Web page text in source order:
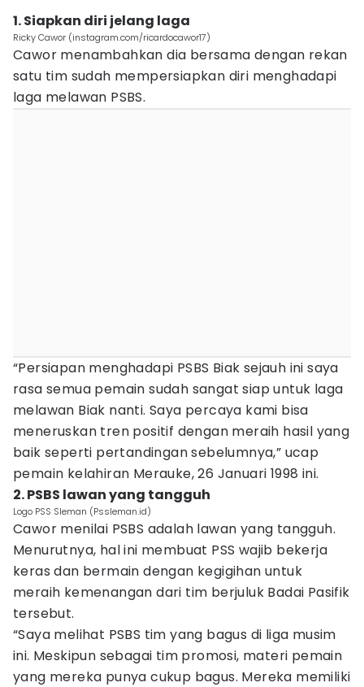
1. Siapkan diri jelang laga
Ricky Cawor (instagram.com/ricardocawor17)
Cawor menambahkan dia bersama dengan rekan
satu tim sudah mempersiapkan diri menghadapi
laga melawan PSBS.
“Persiapan menghadapi PSBS Biak sejauh ini saya
rasa semua pemain sudah sangat siap untuk laga
melawan Biak nanti. Saya percaya kami bisa
meneruskan tren positif dengan meraih hasil yang
baik seperti pertandingan sebelumnya,” ucap
pemain kelahiran Merauke, 26 Januari 1998 ini.
2. PSBS lawan yang tangguh
Logo PSS Sleman (Pssleman.id)
Cawor menilai PSBS adalah lawan yang tangguh.
Menurutnya, hal ini membuat PSS wajib bekerja
keras dan bermain dengan kegigihan untuk
meraih kemenangan dari tim berjuluk Badai Pasifik
tersebut.
“Saya melihat PSBS tim yang bagus di liga musim
ini. Meskipun sebagai tim promosi, materi pemain
yang mereka punya cukup bagus. Mereka memiliki